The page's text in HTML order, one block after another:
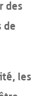
des
de
les